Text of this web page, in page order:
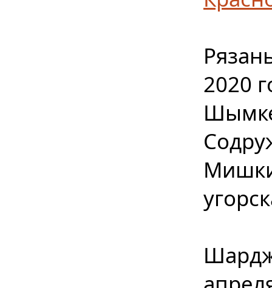
2020